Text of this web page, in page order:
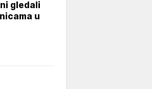
gledali
u